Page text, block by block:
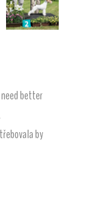
need better
by